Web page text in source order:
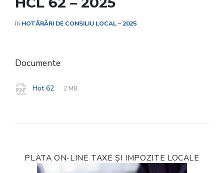
în HOTĂRÂRI DE CONSILIU LOCAL – 2025
Documente
Hot 62
File
pdf
File
2 MB
PLATA ON-LINE TAXE ȘI IMPOZITE LOCALE